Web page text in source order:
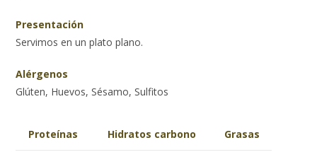
Presentación
Servimos en un plato plano.
Alérgenos
Glúten, Huevos, Sésamo, Sulfitos
Proteínas Hidratos carbono Grasas